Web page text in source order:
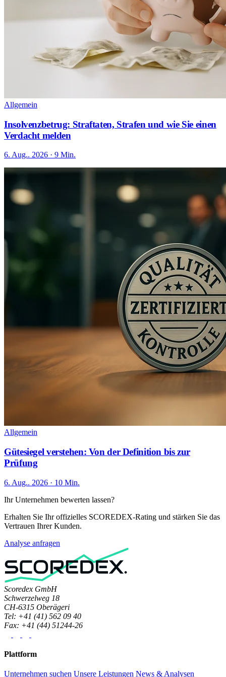
Allgemein
Insolvenzbetrug: Straftaten, Strafen und wie Sie einen
Verdacht melden
6. Aug.. 2026 · 9 Min.
Allgemein
Gütesiegel verstehen: Von der Definition bis zur
Prüfung
6. Aug.. 2026 · 10 Min.
Ihr Unternehmen bewerten lassen?
Erhalten Sie Ihr offizielles SCOREDEX-Rating und stärken Sie das
Vertrauen Ihrer Kunden.
Analyse anfragen
Scoredex GmbH
Schwerzelweg 18
CH-6315 Oberägeri
Tel: +41 (41) 562 09 40
Fax: +41 (44) 51244-26
Plattform
Unternehmen suchen Unsere Leistungen News & Analysen